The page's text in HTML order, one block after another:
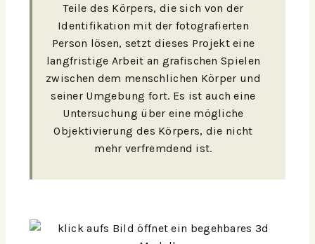
Teile des Körpers, die sich von der
Identifikation mit der fotografierten
Person lösen, setzt dieses Projekt eine
langfristige Arbeit an grafischen Spielen
zwischen dem menschlichen Körper und
seiner Umgebung fort. Es ist auch eine
Untersuchung über eine mögliche
Objektivierung des Körpers, die nicht
mehr verfremdend ist.